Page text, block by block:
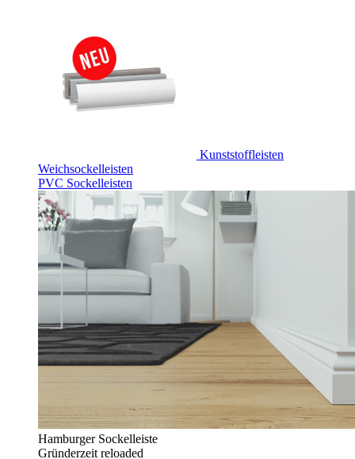
Kunststoffleisten
Weichsockelleisten
PVC Sockelleisten
Hamburger Sockelleiste
Gründerzeit reloaded